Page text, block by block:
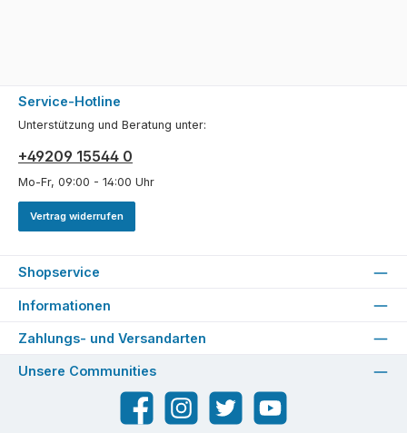
Service-Hotline
Unterstützung und Beratung unter:
+49209 15544 0
Mo-Fr, 09:00 - 14:00 Uhr
Vertrag widerrufen
Shopservice
Informationen
Zahlungs- und Versandarten
Unsere Communities
FacebookInstagram Twitter YouTube